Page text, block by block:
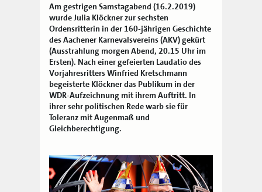
Am gestrigen Samstagabend (16.2.2019)
wurde Julia Klöckner zur sechsten
Ordensritterin in der 160-jährigen Geschichte
des Aachener Karnevalsvereins (AKV) gekürt
(Ausstrahlung morgen Abend, 20.15 Uhr im
Ersten). Nach einer gefeierten Laudatio des
Vorjahresritters Winfried Kretschmann
begeisterte Klöckner das Publikum in der
WDR-Aufzeichnung mit ihrem Auftritt. In
ihrer sehr politischen Rede warb sie für
Toleranz mit Augenmaß und
Gleichberechtigung.